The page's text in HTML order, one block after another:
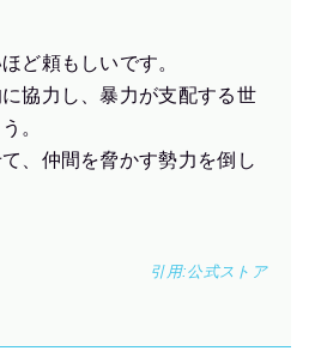
ど頼もしいです。
協力し、暴力が支配する世
。
、仲間を脅かす勢力を倒し
引用:公式ストア